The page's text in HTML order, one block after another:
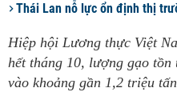
Thái Lan nỗ lực ổn định thị
Hiệp hội Lương thực Việt
hết tháng 10, lượng gạo tồn
vào khoảng gần 1,2 triệu